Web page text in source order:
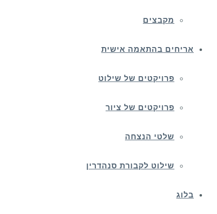
מקבצים
אריחים בהתאמה אישית
פרויקטים של שילוט
פרויקטים של ציור
שלטי הנצחה
שילוט לקבורת סנהדרין
בלוג